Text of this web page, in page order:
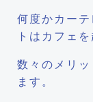
何度かカー
トはカフェ
数々のメリ
ます。